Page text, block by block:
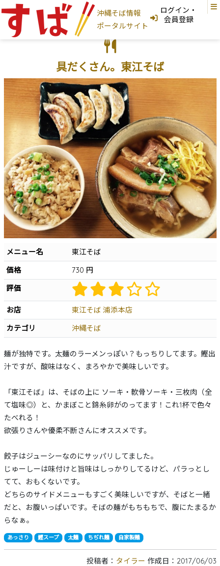
沖縄そば情報
ポータルサイト
フリーワード検索
沖縄そば家
地図から探す
現在地から探す
地域から探す
国頭村 大宜味村 東村 今帰仁村 本部町 名護市 宜野座村 恩納村 金武町
うるま市 読谷村 嘉手納町 沖縄市 北谷町 北中城村 宜野湾市 中城村
西原町 浦添市 那覇市 首里 与那原町 南風原町 豊見城市 南城市
八重瀬町 糸満市 宮古島 石垣島 大東島
そば家情報を新規登録
沖縄そば
カテゴリから探す
沖縄そば 軟骨ソーキそば 本ソーキそば てびちそば ゆし豆腐そば
創作そば その他
沖縄そば製麺所
イベント情報
特集
とじる
ログイン・
会員登録
ログインはこちら
具だくさん。東江そば
メニュー名
東江そば
価格
730 円
評価
お店
東江そば 浦添本店
カテゴリ
沖縄そば
麺が独特です。太麺のラーメンっぽい？もっちりしてます。鰹出
汁ですが、酸味はなく、まろやかで美味しいです。
「東江そば」は、そばの上に ソーキ・軟骨ソーキ・三枚肉（全
て塩味◎）と、かまぼこと錦糸卵がのってます！これ1杯で色々
たべれる！
欲張りさんや優柔不断さんにオススメです。
餃子はジューシーなのにサッパリしてました。
じゅーしーは味付けと旨味はしっかりしてるけど、パラっとし
てて、おもくないです。
どちらのサイドメニューもすごく美味しいですが、そばと一緒
だと、お腹いっぱいです。そばの麺がもちもちで、腹にたまるか
らなぁ。
あっさり 鰹スープ 太麺 ちぢれ麺 自家製麺
投稿者： タイラー 作成日：2017/06/03